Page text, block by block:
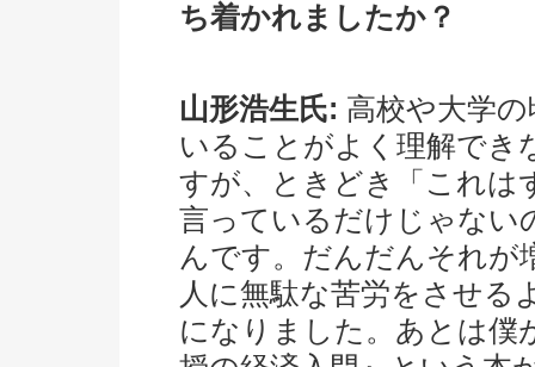
ち着かれましたか？
山形浩生氏: 高校や大学
いることがよく理解でき
すが、ときどき「これは
言っているだけじゃない
んです。だんだんそれが
人に無駄な苦労をさせる
になりました。あとは僕